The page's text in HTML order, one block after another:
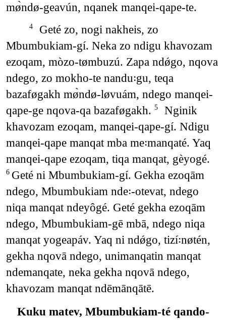
mø̀ndø-geavún, nqanek manqei-qape-te.
4
Geté zo, nogi nakheis, zo
Mbumbukiam-gí. Neka zo ndigu khavozam
ezoqam, mòzo-tømbuzú. Zapa ndǿgo, nqova
ndego, zo mokho-te nandu꞉gu, teqa
bazaføgakh mø̀ndø-løvuám, ndego manqei-
qape-ge nqova-qa bazaføgakh. 5
Nginik
khavozam ezoqam, manqei-qape-gí. Ndigu
manqei-qape manqat mba me꞉manqaté. Yaq
manqei-qape ezoqam, tiqa manqat, gèyogé.
6 Geté ni Mbumbukiam-gí. Gekha ezoqām
ndego, Mbumbukiam nde꞉-otevat, ndego
niqa manqat ndeyôgé. Geté gekha ezoqām
ndego, Mbumbukiam-gē mbā, ndego niqa
manqat yogeapáv. Yaq ni ndǿgo, tizí꞉nøtén,
gekha nqovā ndego, unimanqatin manqat
ndemanqate, neka gekha nqovā ndego,
khavozam manqat ndēmānqātē.
Kuku matev, Mbumbukiam-té qando-